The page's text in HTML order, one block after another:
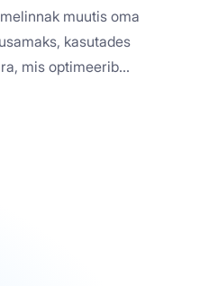
muutis oma
kasutades
mis optimeerib